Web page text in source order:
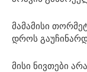
მამამისი
დროს
მისი ნივთები